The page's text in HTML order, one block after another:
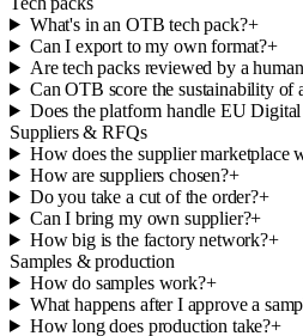
What's in an OTB tech pack?+
Can I export to my own format?+
Are tech packs reviewed by a
Can OTB score the sustainability of
Does the platform handle EU
Suppliers & RFQs
How does the supplier marketplace
How are suppliers chosen?+
Do you take a cut of the order?+
Can I bring my own supplier?+
How big is the factory network?+
Samples & production
How do samples work?+
What happens after I approve a
How long does production take?+